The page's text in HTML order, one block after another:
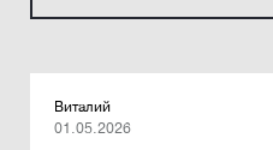
Виталий
01.05.2026